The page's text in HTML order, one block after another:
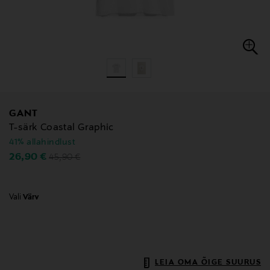
GANT
T-särk Coastal Graphic
41% allahindlust
Discounted Price
26,90 € Original Price
45,90 €
Vali Värv
LEIA OMA ÕIGE SUURUS